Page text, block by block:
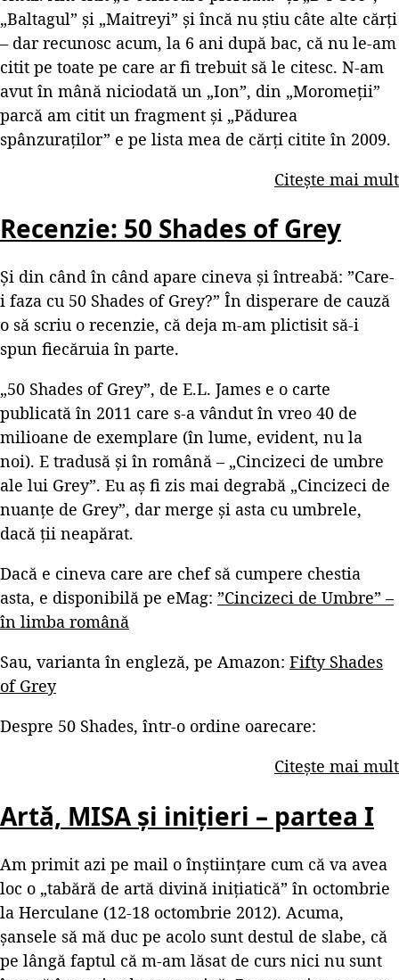
„Baltagul” și „Maitreyi” și încă nu știu câte alte cărți
– dar recunosc acum, la 6 ani după bac, că nu le-am
citit pe toate pe care ar fi trebuit să le citesc. N-am
avut în mână niciodată un „Ion”, din „Moromeții”
parcă am citit un fragment și „Pădurea
spânzuraților” e pe lista mea de cărți citite în 2009.
Citește mai mult
Recenzie: 50 Shades of Grey
Și din când în când apare cineva și întreabă: ”Care-
i faza cu 50 Shades of Grey?” În disperare de cauză
o să scriu o recenzie, că deja m-am plictisit să-i
spun fiecăruia în parte.
„50 Shades of Grey”, de E.L. James e o carte
publicată în 2011 care s-a vândut în vreo 40 de
milioane de exemplare (în lume, evident, nu la
noi). E tradusă și în română – „Cincizeci de umbre
ale lui Grey”. Eu aș fi zis mai degrabă „Cincizeci de
nuanțe de Grey”, dar merge și asta cu umbrele,
dacă ții neapărat.
Dacă e cineva care are chef să cumpere chestia
asta, e disponibilă pe eMag: ”Cincizeci de Umbre” –
în limba română
Sau, varianta în engleză, pe Amazon: Fifty Shades
of Grey
Despre 50 Shades, într-o ordine oarecare:
Citește mai mult
Artă, MISA și inițieri – partea I
Am primit azi pe mail o înștiințare cum că va avea
loc o „tabără de artă divină inițiatică” în octombrie
la Herculane (12-18 octombrie 2012). Acuma,
șansele să mă duc pe acolo sunt destul de slabe, că
pe lângă faptul că m-am lăsat de curs nici nu sunt